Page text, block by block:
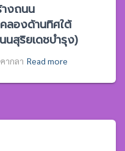
งถนน
ลองด้านทิศใต้
สุริยเดชบำรุง)
ากลา Read more